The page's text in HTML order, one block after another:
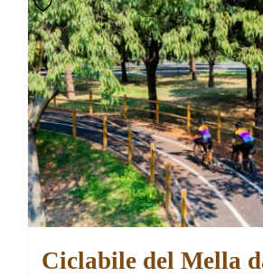
Eventi
Ciclabile del Mella